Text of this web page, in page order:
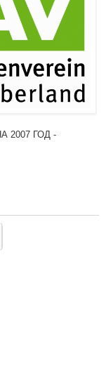
2007 ГОД -